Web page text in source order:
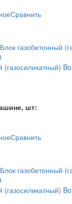
Сравнить
(газосиликатный)
шт:
Сравнить
(газосиликатный)